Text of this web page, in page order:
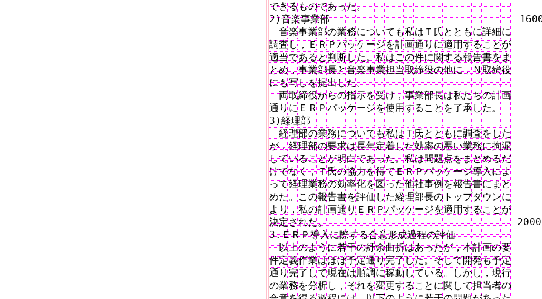
できるものであった。
2)音楽事業部　　　　　　　　　　　　　　　　　　　
音楽事業部の業務についても私はＴ氏とともに詳細に
調査し，ＥＲＰパッケージを計画通りに適用することが
適当であると判断した。私はこの件に関する報告書をま
とめ，事業部長と音楽事業担当取締役の他に，Ｎ取締役
にも写しを提出した。
両取締役からの指示を受け，事業部長は私たちの計画
通りにＥＲＰパッケージを使用することを了承した。
3)経理部
経理部の業務についても私はＴ氏とともに調査をした
が，経理部の要求は長年定着した効率の悪い業務に拘泥
していることが明白であった。私は問題点をまとめるだ
けでなく，Ｔ氏の協力を得てＥＲＰパッケージ導入によ
って経理業務の効率化を図った他社事例を報告書にまと
めた。この報告書を評価した経理部長のトップダウンに
より，私の計画通りＥＲＰパッケージを適用することが
決定された。　　　　　　　　　　　　　　　　　　　 2000
3.ＥＲＰ導入に際する合意形成過程の評価
以上のように若干の紆余曲折はあったが，本計画の要
件定義作業はほぼ予定通り完了した。そして開発も予定
通り完了して現在は順調に稼動している。しかし，現行
の業務を分析し，それを変更することに関して担当者の